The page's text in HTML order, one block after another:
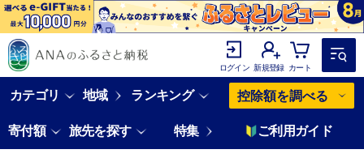
ログイン 新規登録 カート
カテゴリ 地域 ランキング 控除額を調べる
寄付額 旅先を探す 特集 ご利用ガイド